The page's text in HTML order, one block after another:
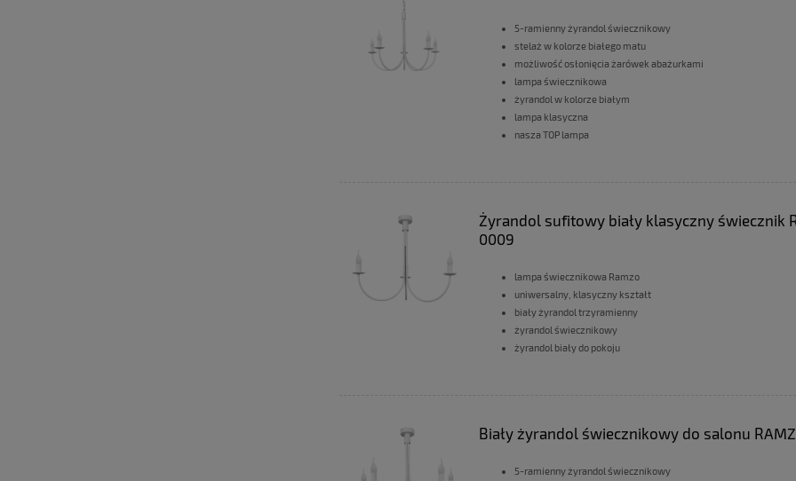
5-ramienny żyrandol świecznikowy
stelaż w kolorze białego matu
możliwość osłonięcia żarówek abażurkami
lampa świecznikowa
żyrandol w kolorze białym
lampa klasyczna
nasza TOP lampa
Żyrandol sufitowy biały klasyczny świecznik
0009
lampa świecznikowa Ramzo
uniwersalny, klasyczny kształt
biały żyrandol trzyramienny
żyrandol świecznikowy
żyrandol biały do pokoju
Biały żyrandol świecznikowy do salonu
5-ramienny żyrandol świecznikowy